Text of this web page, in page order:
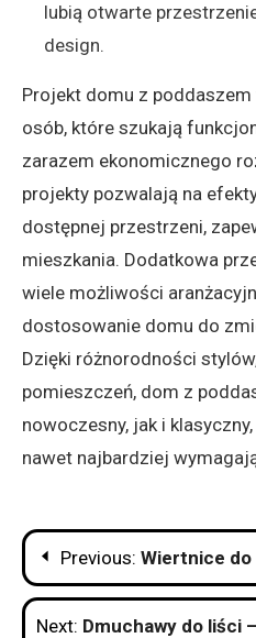
lubią otwarte
design.
Projekt domu z
osób, które szukają
zarazem ekonomicznego
projekty pozwalają na
dostępnej przestrzeni,
mieszkania. Dodatkowa
wiele możliwości
dostosowanie domu do
Dzięki różnorodności
pomieszczeń, dom z
nowoczesny, jak i
nawet najbardziej
Nawigacja
wpisu
Previous: Wiertnice do
Next: Dmuchawy do liści